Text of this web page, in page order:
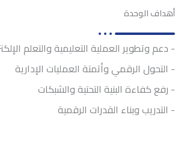
أهداف الوحدة
- دعم وتطوير العملية التعليمية والتعلم
- التحول الرقمي وأتمتة العمليات الإدارية
- رفع كفاءة البنية التحتية والشبكات
- التدريب وبناء القدرات الرقمية